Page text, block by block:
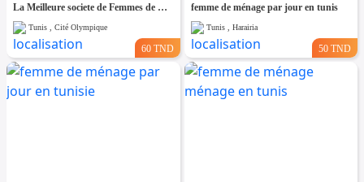
La Meilleure societe de Femmes de Ménage A cité olympique
Tunis , Cité Olympique
60 TND
femme de ménage par jour en tunis
Tunis , Harairia
50 TND